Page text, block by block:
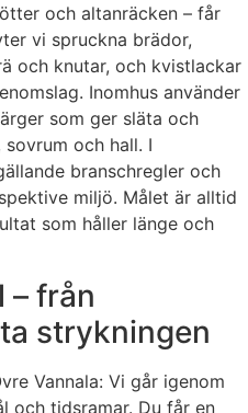
och altanräcken – får
vi spruckna brädor,
och knutar, och kvistlackar
Inomhus använder
som ger släta och
och hall. I
branschregler och
miljö. Målet är alltid
som håller länge och
– från
strykningen
Vannala: Vi går igenom
och tidsramar. Du får en